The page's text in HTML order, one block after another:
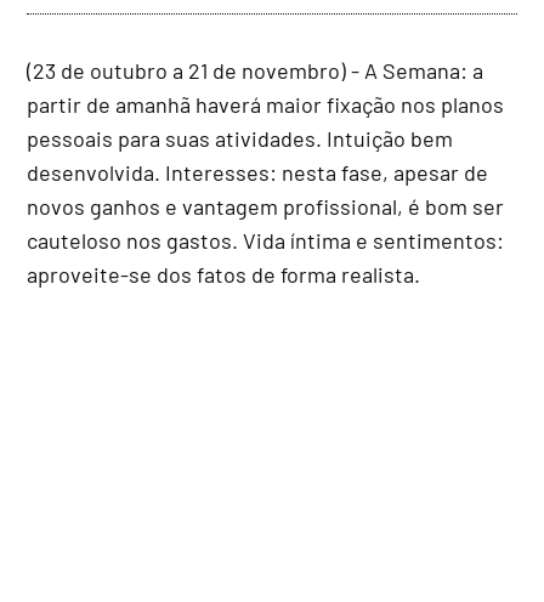
(23 de outubro a 21 de novembro) - A Semana: a
partir de amanhã haverá maior fixação nos planos
pessoais para suas atividades. Intuição bem
desenvolvida. Interesses: nesta fase, apesar de
novos ganhos e vantagem profissional, é bom ser
cauteloso nos gastos. Vida íntima e sentimentos:
aproveite-se dos fatos de forma realista.